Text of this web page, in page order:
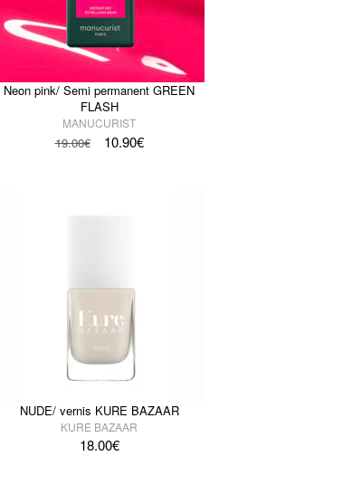
Neon pink/ Semi permanent GREEN
FLASH
MANUCURIST
19.00€ 10.90€
NUDE/ vernis KURE BAZAAR
KURE BAZAAR
18.00€